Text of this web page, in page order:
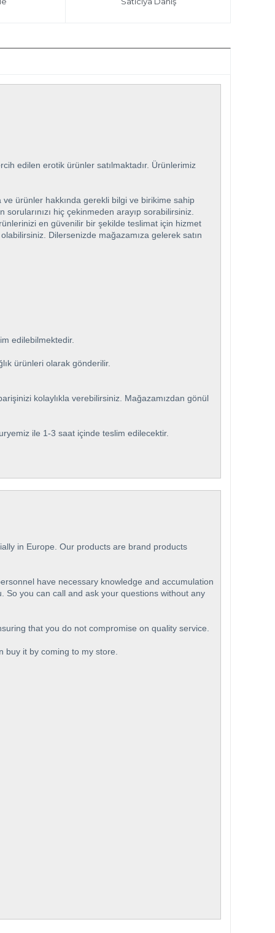
edilen erotik ürünler satılmaktadır. Ürünlerimiz
ürünler hakkında gerekli bilgi ve birikime sahip
hiç çekinmeden arayıp sorabilirsiniz.
en güvenilir bir şekilde teslimat için hizmet
Dilersenizde mağazamıza gelerek satın
edilebilmektedir.
ürünleri olarak gönderilir.
kolaylıkla verebilirsiniz. Mağazamızdan gönül
ile 1-3 saat içinde teslim edilecektir.
in Europe. Our products are brand products
have necessary knowledge and accumulation
So you can call and ask your questions without any
that you do not compromise on quality service.
it by coming to my store.